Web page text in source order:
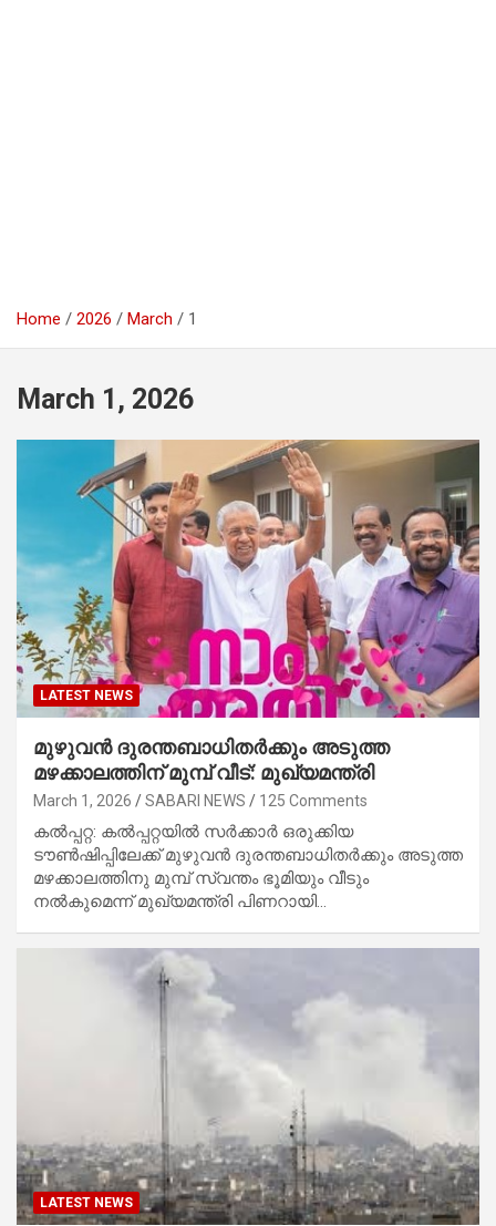
Home 2026 March 1
March 1, 2026
LATEST NEWS
മുഴുവൻ ദുരന്തബാധിതർക്കും അടുത്ത
മഴക്കാലത്തിന് മുമ്പ് വീട്: മുഖ്യമന്ത്രി
March 1, 2026 SABARI NEWS 125 Comments
കൽപ്പറ്റ: കൽപ്പറ്റയിൽ സർക്കാർ ഒരുക്കിയ
ട‍ൗൺഷിപ്പിലേക്ക് മുഴുവൻ ദുരന്തബാധിതർക്കും അടുത്ത
മഴക്കാലത്തിനു മുമ്പ് സ്വന്തം ഭൂമിയും വീടും
നൽകുമെന്ന് മുഖ്യമന്ത്രി പിണറായി…
LATEST NEWS